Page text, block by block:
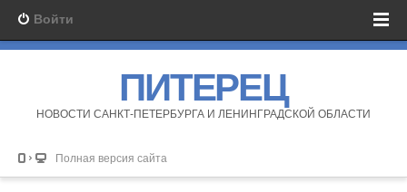
Войти
ПИТЕРЕЦ
НОВОСТИ САНКТ-ПЕТЕРБУРГА И ЛЕНИНГРАДСКОЙ ОБЛАСТИ
Полная версия сайта